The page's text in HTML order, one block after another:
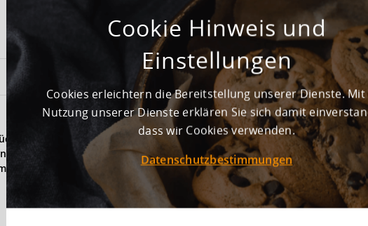
1960
Noch nicht vorhanden
(24-7-Nutzung) werden ca. 4.600 m² Logistikfläche vakant.
Tore angedient.
werden.
Cookie Hinweis und
Einstellungen
Cookies erleichtern die Bereitstellung unserer Dienste.
Nutzung unserer Dienste erklären Sie sich damit
dass wir Cookies verwenden.
Datenschutzbestimmungen